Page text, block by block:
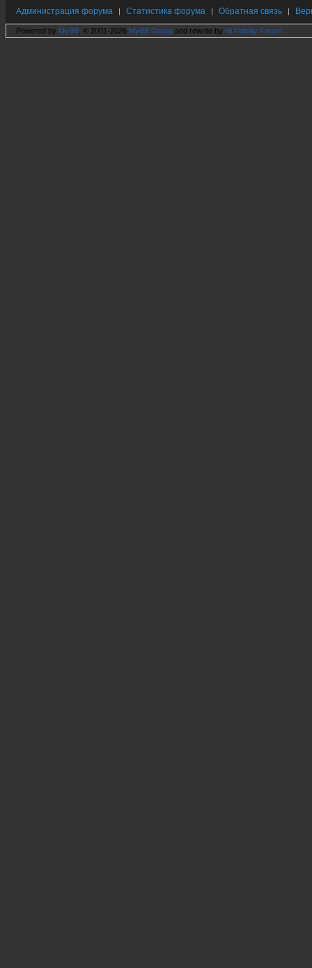
Администрация форума | Статистика форума | Обратная связь |
Powered by MyBB , © 2001-2026 MyBB Group and rewrite by Hi Fidelity Forum